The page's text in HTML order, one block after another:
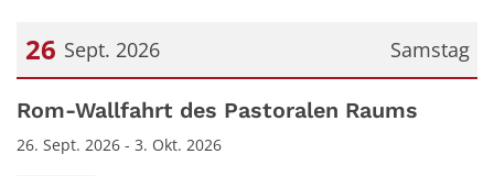
Samstag
26 Sept. 2026
Datum: 26. September 2026
Rom-Wallfahrt des Pastoralen Raums
26. Sept. 2026 - 3. Okt. 2026